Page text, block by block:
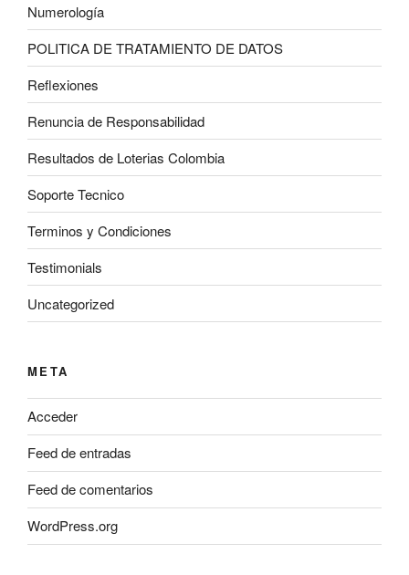
Numerología
POLITICA DE TRATAMIENTO DE DATOS
Reflexiones
Renuncia de Responsabilidad
Resultados de Loterias Colombia
Soporte Tecnico
Terminos y Condiciones
Testimonials
Uncategorized
META
Acceder
Feed de entradas
Feed de comentarios
WordPress.org